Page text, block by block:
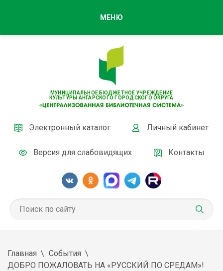
МУНИЦИПАЛЬНОЕ БЮДЖЕТНОЕ УЧРЕЖДЕНИЕ
КУЛЬТУРЫ АНГАРСКОГО ГОРОДСКОГО ОКРУГА
Электронный каталог Личный кабинет
Версия для слабовидящих Контакты
МЕНЮ
Главная
События
ДОБРО ПОЖАЛОВАТЬ НА «РУССКИЙ ПО СРЕДАМ»!